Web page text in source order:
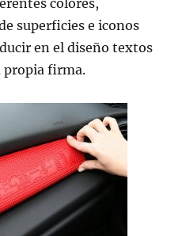
colores,
superficies e iconos
en el diseño textos
propia firma.